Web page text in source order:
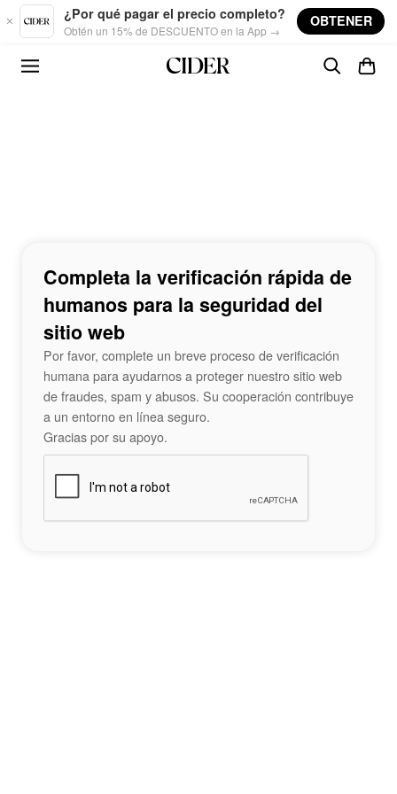
Skip to main content
¿Por qué pagar el precio completo?
Obtén un 15% de DESCUENTO en la App →
OBTENER
Completa la verificación rápida de
humanos para la seguridad del
sitio web
Por favor, complete un breve proceso de verificación
humana para ayudarnos a proteger nuestro sitio web
de fraudes, spam y abusos. Su cooperación contribuye
a un entorno en línea seguro.
Gracias por su apoyo.